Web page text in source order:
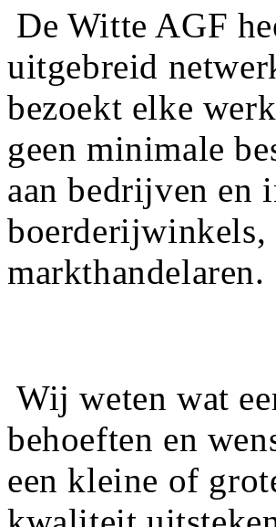
De Witte AGF
uitgebreid
bezoekt elke
geen minimale
aan bedrijven en
boerderijwinkels,
markthandelaren.
Wij weten wat
behoeften en
een kleine of